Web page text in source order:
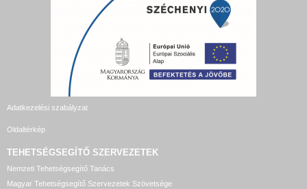
Adatkezelési szabályzat
Oldaltérkép
TEHETSÉGSEGÍTŐ SZERVEZETEK
Nemzeti Tehetségsegítő Tanács
Magyar Tehetségsegítő Szervezetek Szövetsége